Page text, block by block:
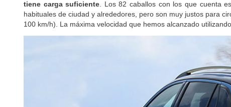
tiene carga suficiente. Los 82 caballos con los que cuenta
habituales de ciudad y alrededores, pero son muy justos para
100 km/h). La máxima velocidad que hemos alcanzado